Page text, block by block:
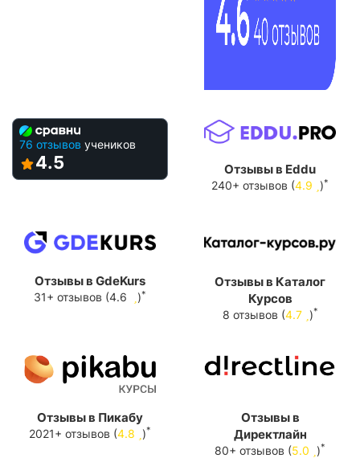
4.5
76 отзывов учеников
Отзывы в Eddu
240+ отзывов (4.9 )*
Отзывы в GdeKurs
31+ отзывов (4.6 )*
Отзывы в Каталог
Курсов
8 отзывов (4.7 )*
Отзывы в Пикабу
2021+ отзывов (4.8 )*
Отзывы в
Директлайн
80+ отзывов (5.0 )*